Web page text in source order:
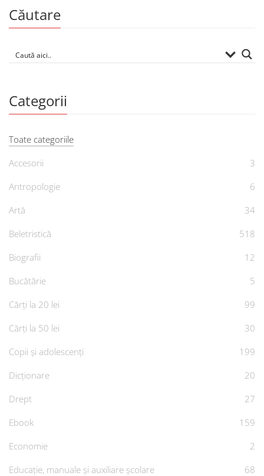
Căutare
Categorii
Toate categoriile
Accesorii
3
Antropologie
6
Artă
34
Beletristică
518
Biografii
12
Bucătărie
5
Cărți la 20 lei
99
Cărți la 50 lei
30
Copii și adolescenți
199
Dicționare
20
Drept
27
Ebook
159
Economie
2
Educație, manuale și auxiliare școlare
68